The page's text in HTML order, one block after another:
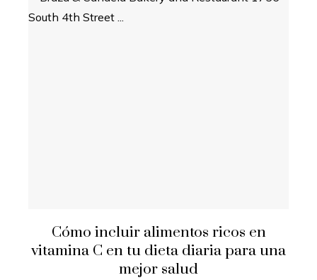
Cómo incluir alimentos ricos en
vitamina C en tu dieta diaria para una
mejor salud